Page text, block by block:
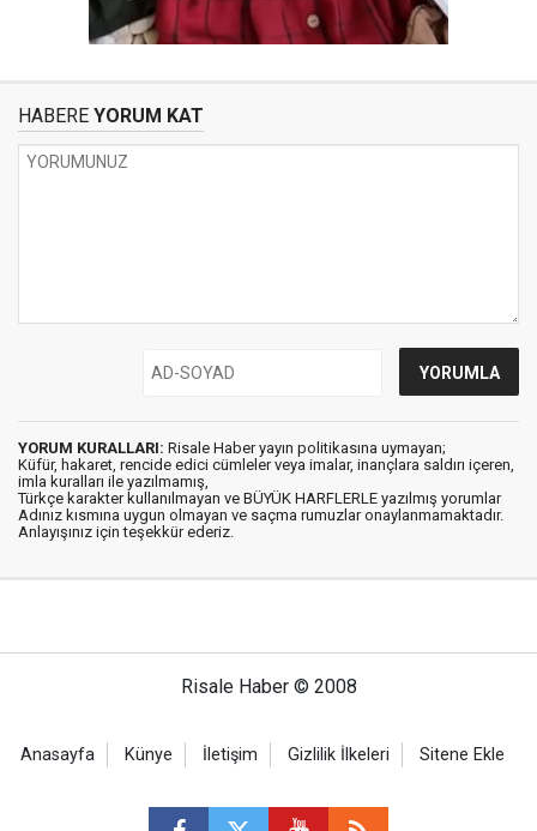
HABERE YORUM KAT
YORUM KURALLARI: Risale Haber yayın politikasına uymayan;
Küfür, hakaret, rencide edici cümleler veya imalar, inançlara saldırı içeren,
imla kuralları ile yazılmamış,
Türkçe karakter kullanılmayan ve BÜYÜK HARFLERLE yazılmış yorumlar
Adınız kısmına uygun olmayan ve saçma rumuzlar onaylanmamaktadır.
Anlayışınız için teşekkür ederiz.
Risale Haber © 2008
Anasayfa Künye İletişim Gizlilik İlkeleri Sitene Ekle